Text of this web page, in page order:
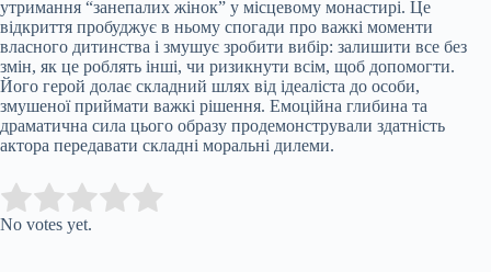
утримання “занепалих жінок” у місцевому монастирі. Це
відкриття пробуджує в ньому спогади про важкі моменти
власного дитинства і змушує зробити вибір: залишити все без
змін, як це роблять інші, чи ризикнути всім, щоб допомогти.
Його герой долає складний шлях від ідеаліста до особи,
змушеної приймати важкі рішення. Емоційна глибина та
драматична сила цього образу продемонстрували здатність
актора передавати складні моральні дилеми.
Rate this item:
No votes yet.